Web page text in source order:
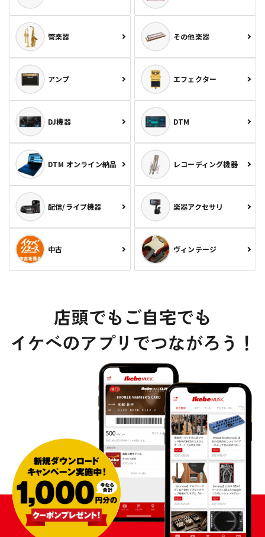
管楽器 その他楽器
アンプ エフェクター
DJ機器 DTM
DTM オンライン納品 レコーディング機器
配信/ライブ機器 楽器アクセサリ
中古 ヴィンテージ